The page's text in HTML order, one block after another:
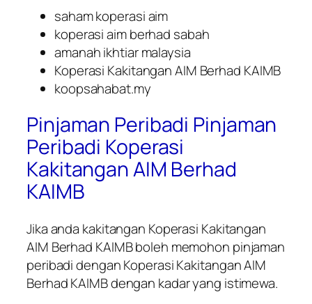
saham koperasi aim
koperasi aim berhad sabah
amanah ikhtiar malaysia
Koperasi Kakitangan AIM Berhad KAIMB
koopsahabat.my
Pinjaman Peribadi Pinjaman
Peribadi Koperasi
Kakitangan AIM Berhad
KAIMB
Jika anda kakitangan Koperasi Kakitangan
AIM Berhad KAIMB boleh memohon pinjaman
peribadi dengan Koperasi Kakitangan AIM
Berhad KAIMB dengan kadar yang istimewa.